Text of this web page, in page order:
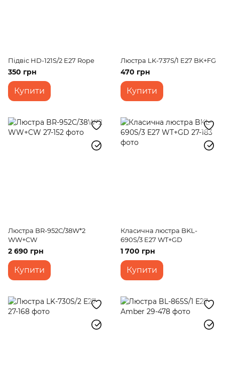
Підвіс HD-121S/2 E27 Rope
350 грн
Купити
Люстра LK-737S/1 E27 BK+FG
470 грн
Купити
Люстра BR-952C/38W*2
WW+CW
2 690 грн
Купити
Класична люстра BKL-
690S/3 E27 WT+GD
1 700 грн
Купити